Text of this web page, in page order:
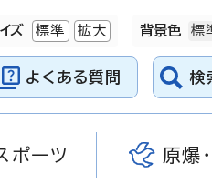
ズ 標準 拡大 背景色
よくある質問 検
ポーツ 原爆